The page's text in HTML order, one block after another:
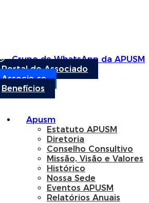
Grupo de WhatsApp da APUSM
Portal do Associado
Associe-se
Benefícios
Apusm
Estatuto APUSM
Diretoria
Conselho Consultivo
Missão, Visão e Valores
Histórico
Nossa Sede
Eventos APUSM
Relatórios Anuais